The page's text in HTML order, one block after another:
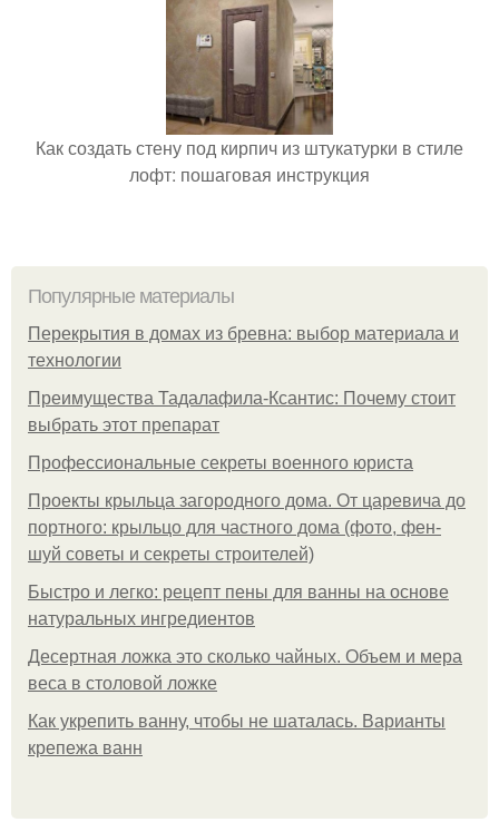
Как создать стену под кирпич из штукатурки в стиле
лофт: пошаговая инструкция
Популярные материалы
Перекрытия в домах из бревна: выбор материала и
технологии
Преимущества Тадалафила-Ксантис: Почему стоит
выбрать этот препарат
Профессиональные секреты военного юриста
Проекты крыльца загородного дома. От царевича до
портного: крыльцо для частного дома (фото, фен-
шуй советы и секреты строителей)
Быстро и легко: рецепт пены для ванны на основе
натуральных ингредиентов
Десертная ложка это сколько чайных. Объем и мера
веса в столовой ложке
Как укрепить ванну, чтобы не шаталась. Варианты
крепежа ванн